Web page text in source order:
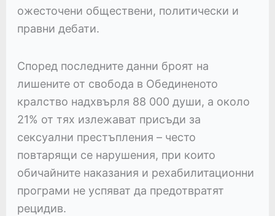
ожесточени обществени, политически и
правни дебати.
Според последните данни броят на
лишените от свобода в Обединеното
кралство надхвърля 88 000 души, а около
21% от тях излежават присъди за
сексуални престъпления – често
повтарящи се нарушения, при които
обичайните наказания и рехабилитационни
програми не успяват да предотвратят
рецидив.